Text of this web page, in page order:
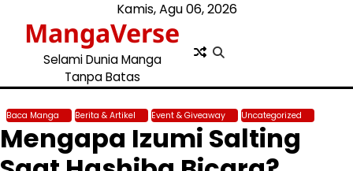
content
Kamis, Agu 06, 2026
MangaVerse
Selami Dunia Manga
Tanpa Batas
Baca Manga Berita & Artikel Event & Giveaway Uncategorized
Mengapa Izumi Salting